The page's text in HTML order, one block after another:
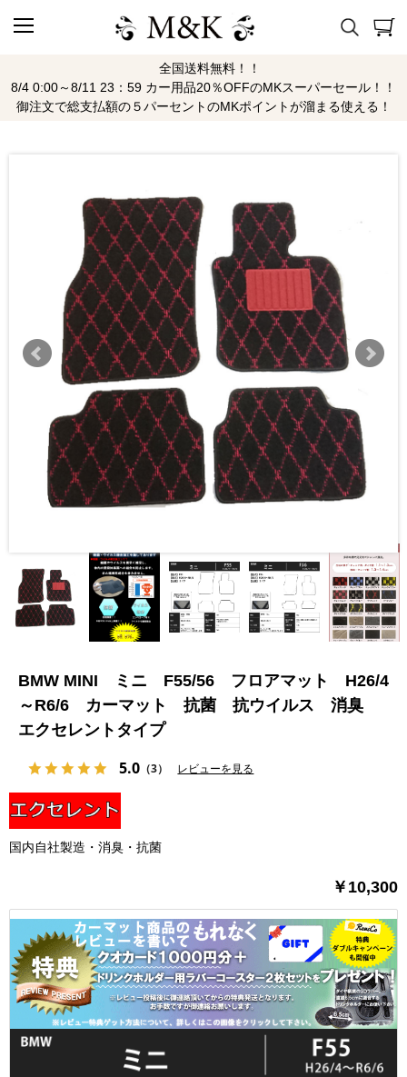
全国送料無料！！
8/4 0:00～8/11 23：59 カー用品20％OFFのMKスーパーセール！！
御注文で総支払額の５パーセントのMKポイントが溜まる使える！
BMW MINI ミニ F55/56 フロアマット H26/4
～R6/6 カーマット 抗菌 抗ウイルス 消臭
エクセレントタイプ
5.0 （3） レビューを見る
国内自社製造・消臭・抗菌
￥10,300